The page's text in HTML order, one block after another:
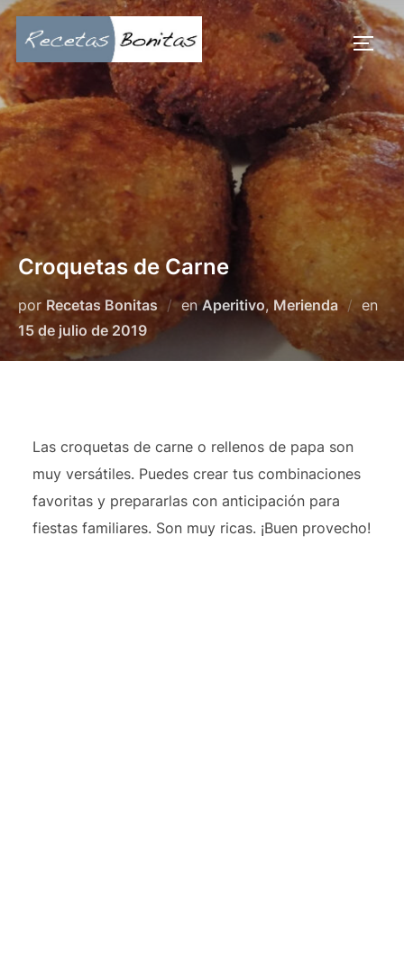
Saltar
al
contenido
Croquetas de Carne
por Recetas Bonitas enAperitivo, Merienda en
el
15 de julio de 2019
Las croquetas de carne o rellenos de papa son
muy versátiles. Puedes crear tus combinaciones
favoritas y prepararlas con anticipación para
fiestas familiares. Son muy ricas. ¡Buen provecho!